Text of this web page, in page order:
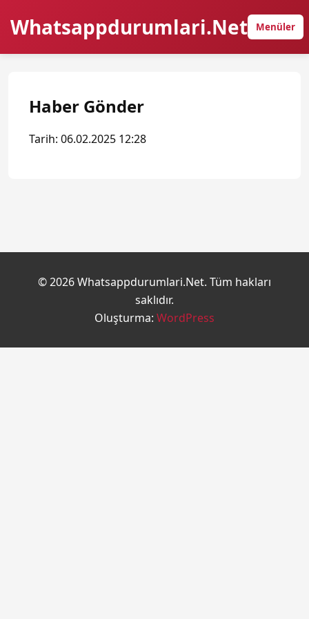
Whatsappdurumlari.Net Menüler
Haber Gönder
Tarih: 06.02.2025 12:28
© 2026 Whatsappdurumlari.Net. Tüm hakları
saklıdır.
Oluşturma: WordPress